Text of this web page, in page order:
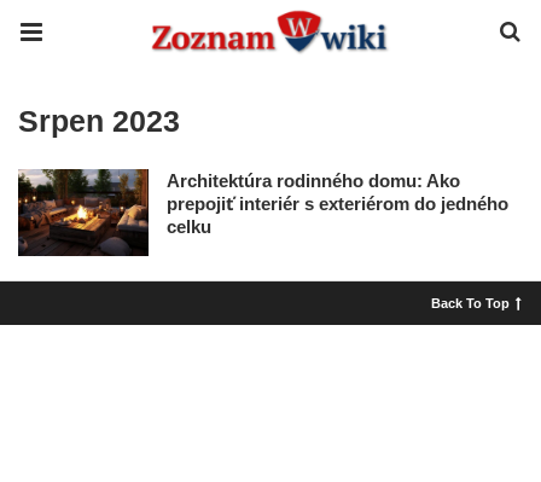
Srpen 2023
Architektúra rodinného domu: Ako
prepojiť interiér s exteriérom do jedného
celku
Back To Top